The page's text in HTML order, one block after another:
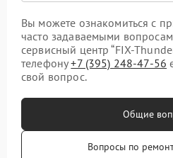
Вы можете ознакомиться с
часто задаваемыми
сервисный центр “FIX-
телефону+7 (395) 248-47-56
свой вопрос.
Общие
Вопросы по